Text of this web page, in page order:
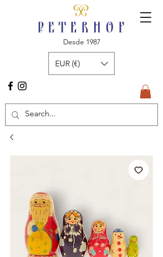
Desde 1987
EUR (€)